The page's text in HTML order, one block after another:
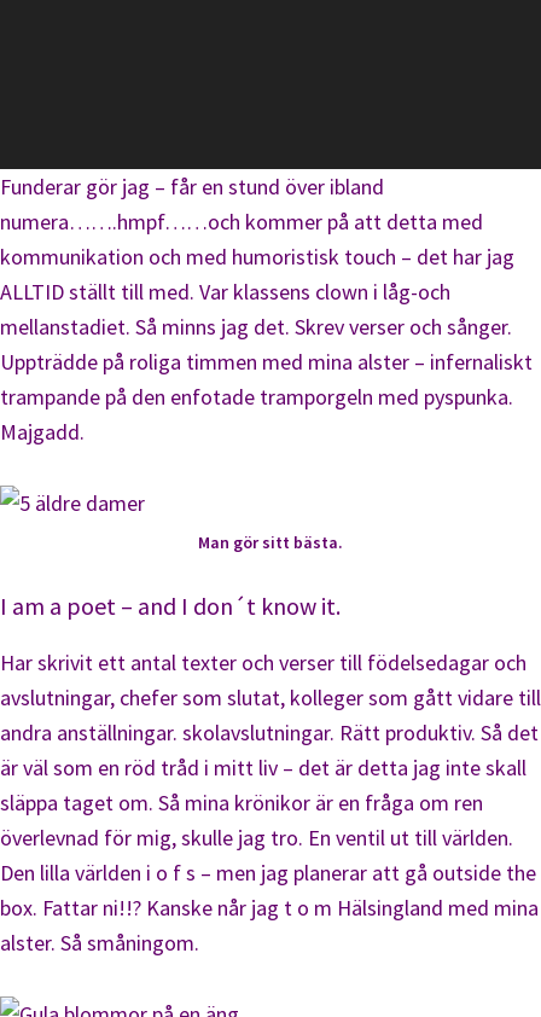
Funderar gör jag – får en stund över ibland
numera…….hmpf……och kommer på att detta med
kommunikation och med humoristisk touch – det har jag
ALLTID ställt till med. Var klassens clown i låg-och
mellanstadiet. Så minns jag det. Skrev verser och sånger.
Uppträdde på roliga timmen med mina alster – infernaliskt
trampande på den enfotade tramporgeln med pyspunka.
Majgadd.
Man gör sitt bästa.
I am a poet – and I don´t know it.
Har skrivit ett antal texter och verser till födelsedagar och
avslutningar, chefer som slutat, kolleger som gått vidare till
andra anställningar. skolavslutningar. Rätt produktiv. Så det
är väl som en röd tråd i mitt liv – det är detta jag inte skall
släppa taget om. Så mina krönikor är en fråga om ren
överlevnad för mig, skulle jag tro. En ventil ut till världen.
Den lilla världen i o f s – men jag planerar att gå outside the
box. Fattar ni!!? Kanske når jag t o m Hälsingland med mina
alster. Så småningom.